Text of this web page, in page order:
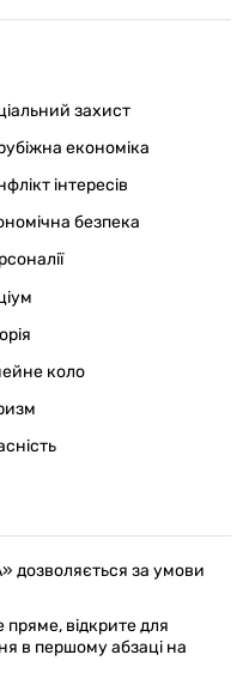
захист
економіка
інтересів
безпека
коло
дозволяється за умови
відкрите для
в першому абзаці на